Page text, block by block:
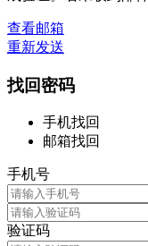
查看邮箱
重新发送
找回密码
手机找回
邮箱找回
手机号
验证码